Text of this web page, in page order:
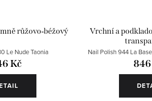
růžovo‑béžový
Le Nude Taonia
Kč
Vrchní a
Nail Polish 944 La